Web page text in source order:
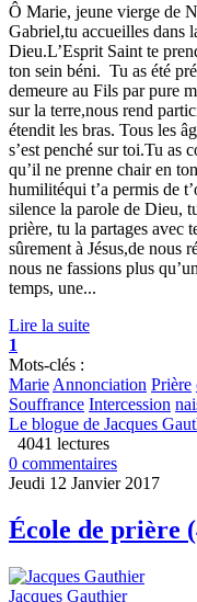
Ô Marie, jeune vierge de
Gabriel,tu accueilles dans
Dieu.L’Esprit Saint te
ton sein béni. Tu as été
demeure au Fils par pure
sur la terre,nous rend
étendit les bras. Tous les
s’est penché sur toi.Tu as
qu’il ne prenne chair en
humilitéqui t’a permis de
silence la parole de Dieu,
prière, tu la partages avec
sûrement à Jésus,de nous
nous ne fassions plus
temps, une...
Lire la suite
1
Mots-clés :
Marie Annonciation Prière
Souffrance Intercession
Le blogue de Jacques
4041 lectures
0 commentaires
Jeudi 12 Janvier 2017
École de prière
Jacques Gauthier